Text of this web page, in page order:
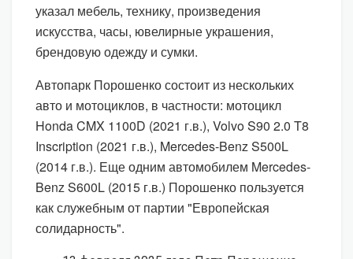
указал мебель, технику, произведения
искусства, часы, ювелирные украшения,
брендовую одежду и сумки.
Автопарк Порошенко состоит из нескольких
авто и мотоциклов, в частности: мотоцикл
Honda CMX 1100D (2021 г.в.), Volvo S90 2.0 T8
Inscription (2021 г.в.), Mercedes-Benz S500L
(2014 г.в.). Еще одним автомобилем Mercedes-
Benz S600L (2015 г.в.) Порошенко пользуется
как служебным от партии "Европейская
солидарность".